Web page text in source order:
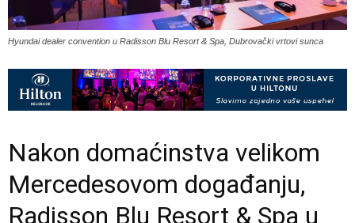
Hyundai dealer convention u Radisson Blu Resort & Spa, Dubrovački vrtovi sunca
Nakon domaćinstva velikom
Mercedesovom događanju,
Radisson Blu Resort & Spa u